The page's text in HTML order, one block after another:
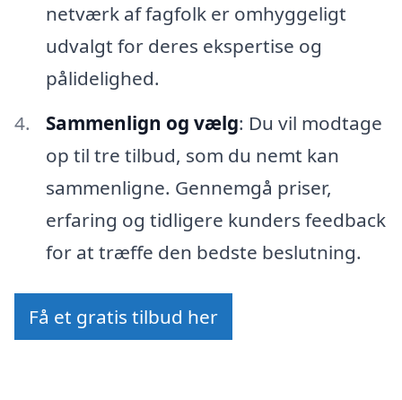
netværk af fagfolk er omhyggeligt
udvalgt for deres ekspertise og
pålidelighed.
Sammenlign og vælg: Du vil modtage
op til tre tilbud, som du nemt kan
sammenligne. Gennemgå priser,
erfaring og tidligere kunders feedback
for at træffe den bedste beslutning.
Få et gratis tilbud her